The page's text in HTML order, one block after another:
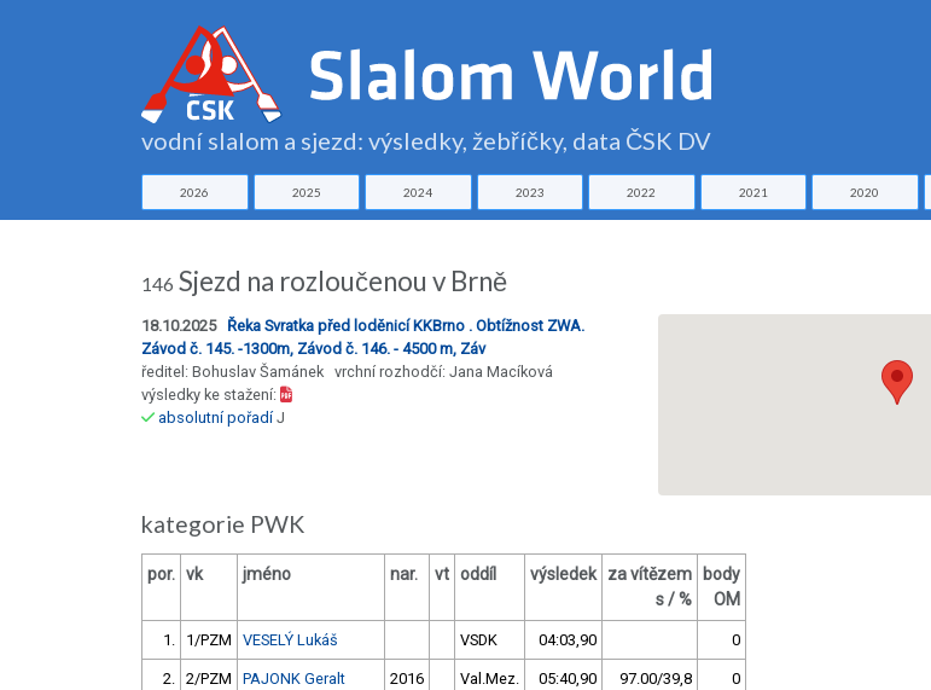
vodní slalom a sjezd: výsledky, žebříčky, data ČSK DV
2026 2025 2024 2023 2022 2021 2020
146 Sjezd na rozloučenou v Brně
18.10.2025 Řeka Svratka před loděnicí KKBrno . Obtížnost ZWA.
Závod č. 145. -1300m, Závod č. 146. - 4500 m, Záv
ředitel: Bohuslav Šamánek vrchní rozhodčí: Jana Macíková
výsledky ke stažení:
absolutní pořadíJ
kategorie PWK
por. vk jméno nar. vt oddíl výsledek
za vítězem
s / %
body
OM
1. 1/PZM VESELÝ Lukáš VSDK 04:03,90 0
2. 2/PZM PAJONK Geralt 2016 Val.Mez. 05:40,90 97.00/39,8 0